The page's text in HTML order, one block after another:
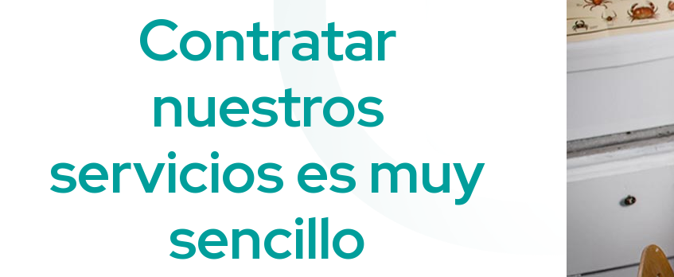
Contratar
nuestros
servicios es muy
sencillo